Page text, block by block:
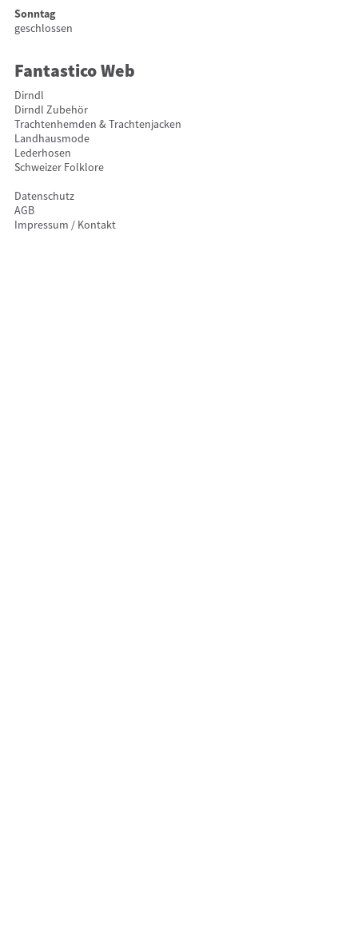
Sonntag
geschlossen
Fantastico Web
Dirndl
Dirndl Zubehör
Trachtenhemden & Trachtenjacken
Landhausmode
Lederhosen
Schweizer Folklore
Datenschutz
AGB
Impressum / Kontakt